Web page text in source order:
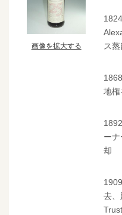
画像を拡大する
ス
地
ー
却
去